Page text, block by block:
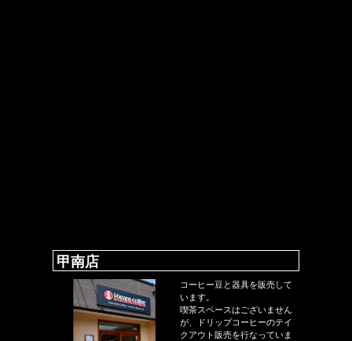
甲南店
コーヒー豆と器具を販売して
います。
喫茶スペースはございません
が、ドリップコーヒーのテイ
クアウト販売を行なっていま